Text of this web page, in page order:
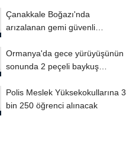
Çanakkale Boğazı'nda
arızalanan gemi güvenli
Ormanya'da gece yürüyüşünün
sonunda 2 peçeli baykuş
Polis Meslek Yüksekokullarına 3
bin 250 öğrenci alınacak